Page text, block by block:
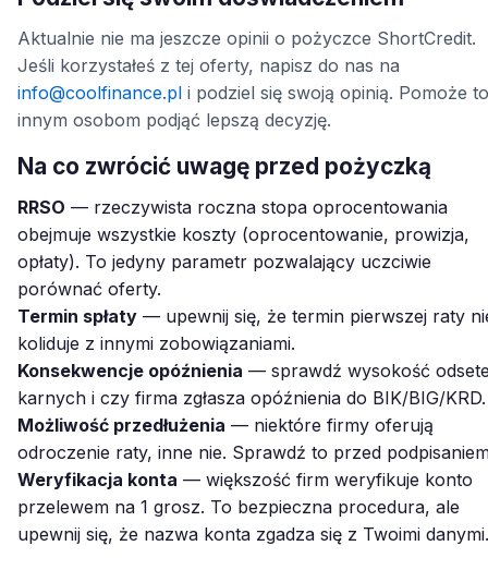
Aktualnie nie ma jeszcze opinii o pożyczce ShortCredit.
Jeśli korzystałeś z tej oferty, napisz do nas na
info@coolfinance.pl i podziel się swoją opinią. Pomoże to
innym osobom podjąć lepszą decyzję.
Na co zwrócić uwagę przed pożyczką
RRSO — rzeczywista roczna stopa oprocentowania
obejmuje wszystkie koszty (oprocentowanie, prowizja,
opłaty). To jedyny parametr pozwalający uczciwie
porównać oferty.
Termin spłaty — upewnij się, że termin pierwszej raty
koliduje z innymi zobowiązaniami.
Konsekwencje opóźnienia — sprawdź wysokość
karnych i czy firma zgłasza opóźnienia do BIK/BIG/KRD.
Możliwość przedłużenia — niektóre firmy oferują
odroczenie raty, inne nie. Sprawdź to przed
Weryfikacja konta — większość firm weryfikuje konto
przelewem na 1 grosz. To bezpieczna procedura, ale
upewnij się, że nazwa konta zgadza się z Twoimi danymi.